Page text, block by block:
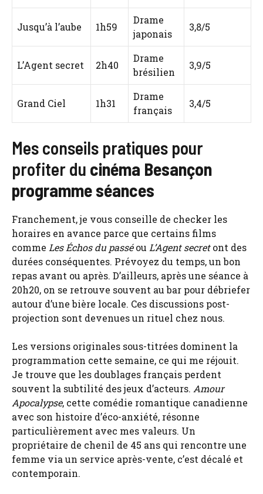
Jusqu’à l’aube 1h59
Drame
japonais
3,8/5
L’Agent secret 2h40
Drame
brésilien
3,9/5
Grand Ciel 1h31
Drame
français
3,4/5
Mes conseils pratiques pour
profiter du cinéma Besançon
programme séances
Franchement, je vous conseille de checker les
horaires en avance parce que certains films
comme Les Échos du passéou L’Agent secretont des
durées conséquentes. Prévoyez du temps, un bon
repas avant ou après. D’ailleurs, après une séance à
20h20, on se retrouve souvent au bar pour débriefer
autour d’une bière locale. Ces discussions post-
projection sont devenues un rituel chez nous.
Les versions originales sous-titrées dominent la
programmation cette semaine, ce qui me réjouit.
Je trouve que les doublages français perdent
souvent la subtilité des jeux d’acteurs. Amour
Apocalypse, cette comédie romantique canadienne
avec son histoire d’éco-anxiété, résonne
particulièrement avec mes valeurs. Un
propriétaire de chenil de 45 ans qui rencontre une
femme via un service après-vente, c’est décalé et
contemporain.